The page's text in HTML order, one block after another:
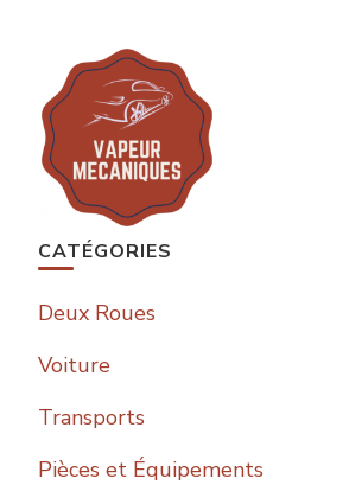
CATÉGORIES
Deux Roues
Voiture
Transports
Pièces et Équipements